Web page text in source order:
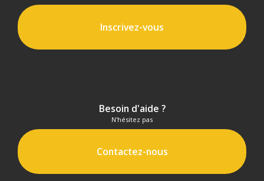
Inscrivez-vous
Besoin d'aide ?
N'hésitez pas
Contactez-nous